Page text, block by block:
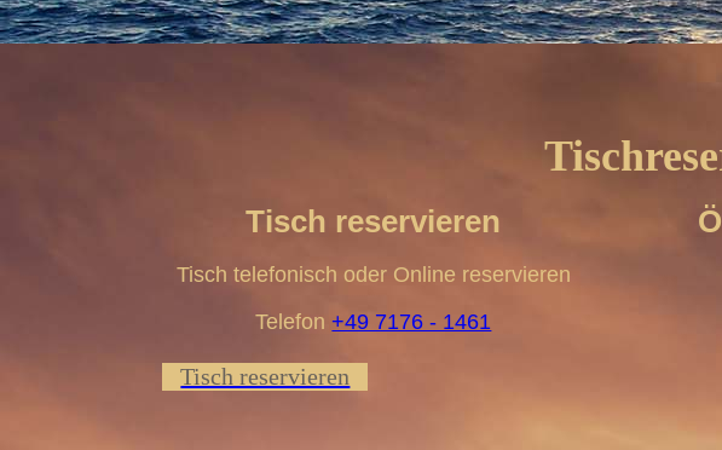
Tisch reservieren
Tisch telefonisch oder Online reservieren
Telefon+49 7176 - 1461
Tisch reservieren